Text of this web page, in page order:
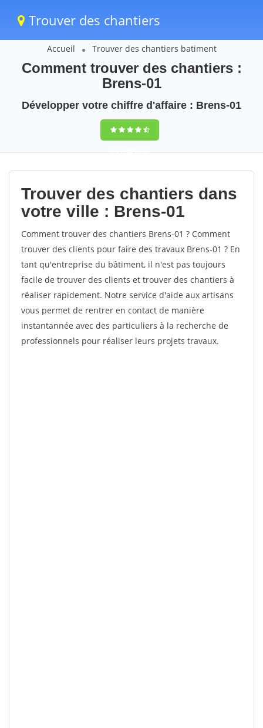
Trouver des chantiers
Accueil Trouver des chantiers batiment
Comment trouver des chantiers :
Brens-01
Développer votre chiffre d'affaire : Brens-01
9,5(100%)38
votes
Trouver des chantiers dans
votre ville : Brens-01
Comment trouver des chantiers Brens-01 ? Comment
trouver des clients pour faire des travaux Brens-01 ? En
tant qu'entreprise du bâtiment, il n'est pas toujours
facile de trouver des clients et trouver des chantiers à
réaliser rapidement. Notre service d'aide aux artisans
vous permet de rentrer en contact de manière
instantannée avec des particuliers à la recherche de
professionnels pour réaliser leurs projets travaux.